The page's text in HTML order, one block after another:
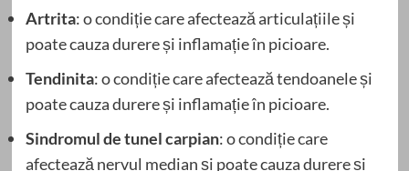
Artrita: o condiție care afectează articulațiile și
poate cauza durere și inflamație în picioare.
Tendinita: o condiție care afectează tendoanele și
poate cauza durere și inflamație în picioare.
Sindromul de tunel carpian: o condiție care
afectează nervul median și poate cauza durere și